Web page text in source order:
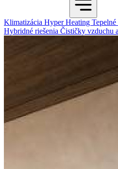
Klimatizácia Hyper Heating
Hybridné riešenia Čističky vzduchu